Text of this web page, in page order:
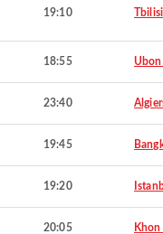
19:10 Tbilisi
18:55 Ubon
23:40
19:45
19:20
20:05 Khon